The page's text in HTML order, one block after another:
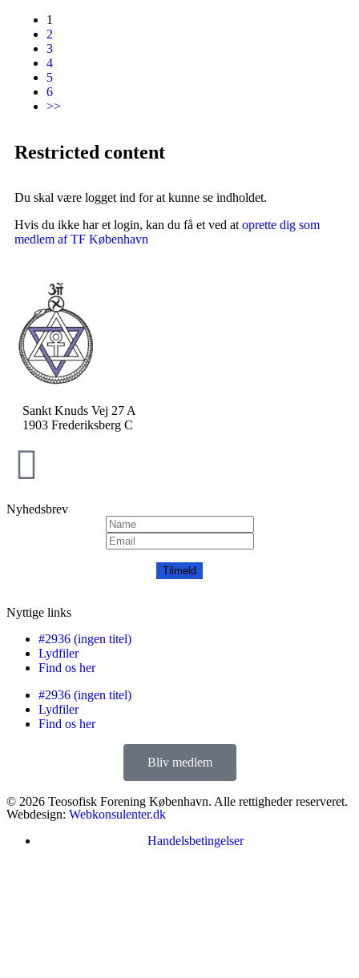
1
2
3
4
5
6
>>
Restricted content
Du skal være logget ind for at kunne se indholdet.
Hvis du ikke har et login, kan du få et ved at oprette dig som
medlem af TF København
Sankt Knuds Vej 27 A
1903 Frederiksberg C
Nyhedsbrev
Tilmeld
Nyttige links
#2936 (ingen titel)
Lydfiler
Find os her
#2936 (ingen titel)
Lydfiler
Find os her
Bliv medlem
© 2026 Teosofisk Forening København. Alle rettigheder reserveret.
Webdesign: Webkonsulenter.dk
Handelsbetingelser